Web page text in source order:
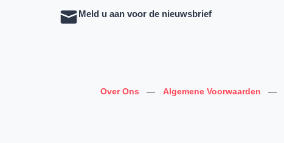
Meld u aan voor de nieuwsbrief
Over Ons — Algemene Voorwaarden —